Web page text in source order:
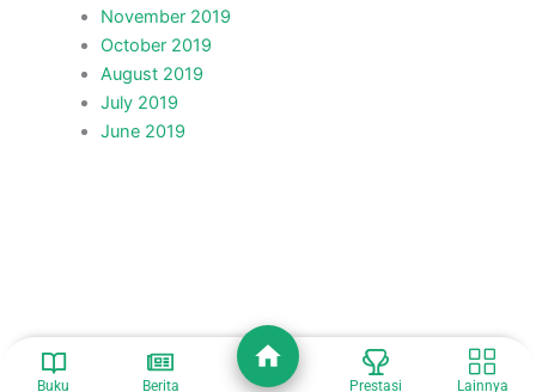
November 2019
October 2019
August 2019
July 2019
June 2019
Buku Berita Prestasi Lainnya